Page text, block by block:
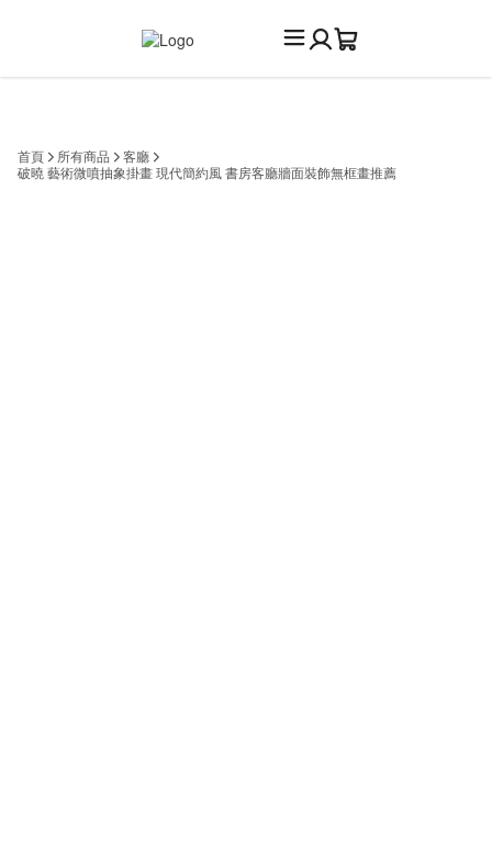
首頁 所有商品
客廳
破曉 藝術微噴抽象掛畫 現代簡約風 書房客廳牆面裝飾無框畫推薦